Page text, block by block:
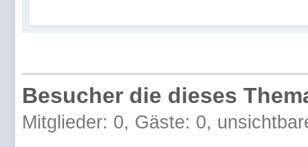
Besucher die dieses
Mitglieder: 0, Gäste: 0,